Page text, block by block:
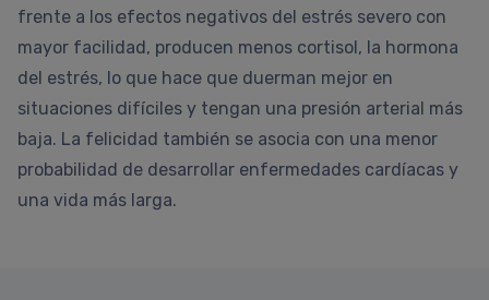
frente a los efectos negativos del estrés severo con
mayor facilidad, producen menos cortisol, la hormona
del estrés, lo que hace que duerman mejor en
situaciones difíciles y tengan una presión arterial más
baja. La felicidad también se asocia con una menor
probabilidad de desarrollar enfermedades cardíacas y
una vida más larga.